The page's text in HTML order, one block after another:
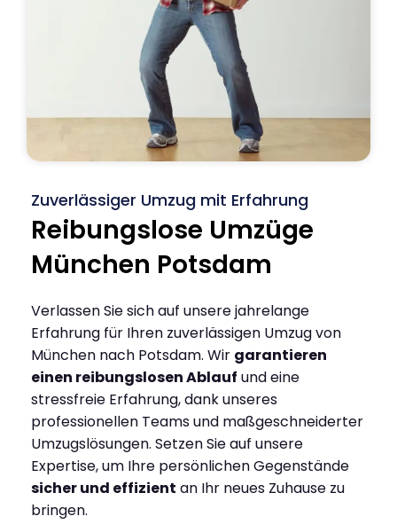
Zuverlässiger Umzug mit Erfahrung
Reibungslose Umzüge
München Potsdam
Verlassen Sie sich auf unsere jahrelange
Erfahrung für Ihren zuverlässigen Umzug von
München nach Potsdam. Wir garantieren
einen reibungslosen Ablauf und eine
stressfreie Erfahrung, dank unseres
professionellen Teams und maßgeschneiderter
Umzugslösungen. Setzen Sie auf unsere
Expertise, um Ihre persönlichen Gegenstände
sicher und effizient an Ihr neues Zuhause zu
bringen.